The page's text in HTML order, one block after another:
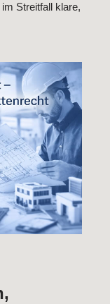
Streitfall klare,